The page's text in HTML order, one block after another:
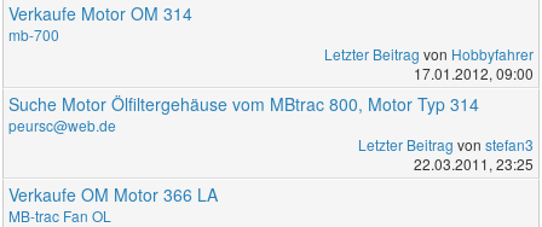
Verkaufe Motor OM 314
mb-700
Letzter Beitrag von Hobbyfahrer
17.01.2012, 09:00
Suche Motor Ölfiltergehäuse vom MBtrac 800, Motor Typ 314
peursc@web.de
Letzter Beitrag von stefan3
22.03.2011, 23:25
Verkaufe OM Motor 366 LA
MB-trac Fan OL